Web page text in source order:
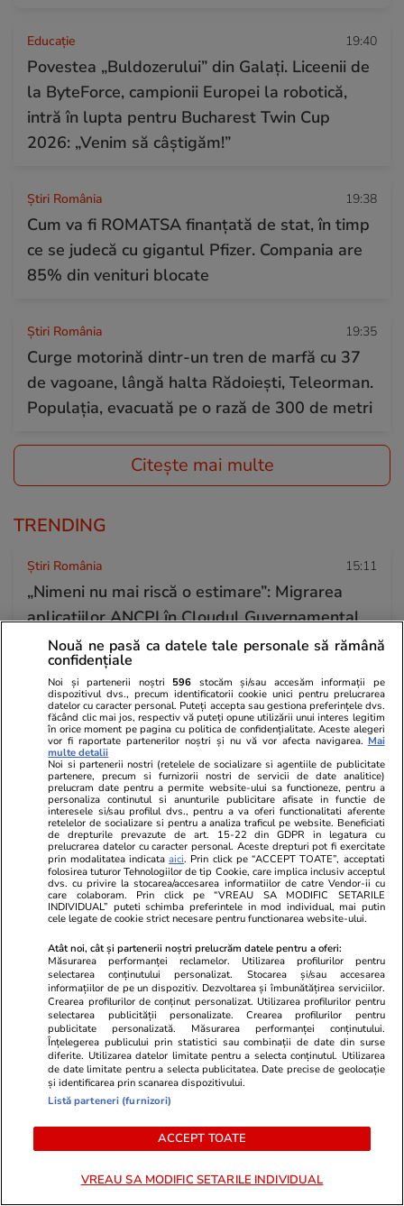
Educație 19:40
Povestea „Buldozerului” din Galați. Liceenii de
la ByteForce, campionii Europei la robotică,
intră în lupta pentru Bucharest Twin Cup
2026: „Venim să câștigăm!”
Știri România 19:38
Cum va fi ROMATSA finanțată de stat, în timp
ce se judecă cu gigantul Pfizer. Compania are
85% din venituri blocate
Știri România 19:35
Curge motorină dintr-un tren de marfă cu 37
de vagoane, lângă halta Rădoiești, Teleorman.
Populaţia, evacuată pe o rază de 300 de metri
Citește mai multe
TRENDING
Știri România 15:11
„Nimeni nu mai riscă o estimare”: Migrarea
aplicațiilor ANCPI în Cloudul Guvernamental
întârzie, iar 10.000 de profesioniști din
cadastru sunt blocați
Știri România 26 iul.
Român întors acasă după 25 de ani în
Germania: „Și urzica e mai faină aici decât
trandafirii dincolo”
Știri România 26 iul.
Ploi torențiale, grindină și vijelii în 21 de
județe. Harta zonelor vizate luni de avertizarea
Ştiri 26 iul. 2021
Ce nu trebuie să faci de Sfântul Pantelimon
Nouă ne pasă ca datele tale personale să rămână
confidențiale
Noi și partenerii noștri 596 stocăm și/sau accesăm informații pe
dispozitivul dvs., precum identificatorii cookie unici pentru prelucrarea
datelor cu caracter personal. Puteți accepta sau gestiona preferințele dvs.
făcând clic mai jos, respectiv vă puteți opune utilizării unui interes legitim
în orice moment pe pagina cu politica de confidențialitate. Aceste alegeri
vor fi raportate partenerilor noștri și nu vă vor afecta navigarea. Mai
multe detalii
Noi si partenerii nostri (retelele de socializare si agentiile de publicitate
partenere, precum si furnizorii nostri de servicii de date analitice)
prelucram date pentru a permite website-ului sa functioneze, pentru a
personaliza continutul si anunturile publicitare afisate in functie de
interesele si/sau profilul dvs., pentru a va oferi functionalitati aferente
retelelor de socializare si pentru a analiza traficul pe website. Beneficiati
de drepturile prevazute de art. 15-22 din GDPR in legatura cu
prelucrarea datelor cu caracter personal. Aceste drepturi pot fi exercitate
prin modalitatea indicataaici. Prin click pe “ACCEPT TOATE”, acceptati
folosirea tuturor Tehnologiilor de tip Cookie, care implica inclusiv acceptul
dvs. cu privire la stocarea/accesarea informatiilor de catre Vendor-ii cu
care colaboram. Prin click pe “VREAU SA MODIFIC SETARILE
INDIVIDUAL” puteti schimba preferintele in mod individual, mai putin
cele legate de cookie strict necesare pentru functionarea website-ului.
Atât noi, cât și partenerii noștri prelucrăm datele pentru a oferi:
Măsurarea performanței reclamelor. Utilizarea profilurilor pentru
selectarea conținutului personalizat. Stocarea și/sau accesarea
informațiilor de pe un dispozitiv. Dezvoltarea și îmbunătățirea serviciilor.
Crearea profilurilor de conținut personalizat. Utilizarea profilurilor pentru
selectarea publicității personalizate. Crearea profilurilor pentru
publicitate personalizată. Măsurarea performanței conținutului.
Înțelegerea publicului prin statistici sau combinații de date din surse
diferite. Utilizarea datelor limitate pentru a selecta conținutul. Utilizarea
de date limitate pentru a selecta publicitatea. Date precise de geolocație
și identificarea prin scanarea dispozitivului.
Listă parteneri (furnizori)
ACCEPT TOATE
VREAU SA MODIFIC SETARILE INDIVIDUAL